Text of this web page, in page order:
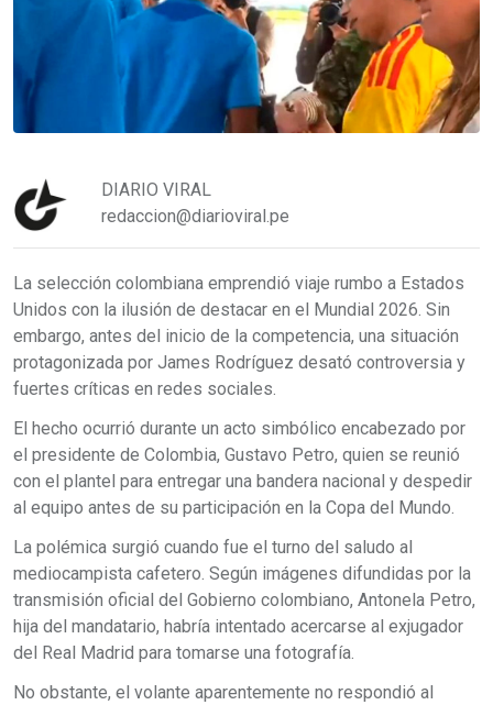
DIARIO VIRAL
redaccion@diarioviral.pe
La selección colombiana emprendió viaje rumbo a Estados
Unidos con la ilusión de destacar en el Mundial 2026. Sin
embargo, antes del inicio de la competencia, una situación
protagonizada por James Rodríguez desató controversia y
fuertes críticas en redes sociales.
El hecho ocurrió durante un acto simbólico encabezado por
el presidente de Colombia, Gustavo Petro, quien se reunió
con el plantel para entregar una bandera nacional y despedir
al equipo antes de su participación en la Copa del Mundo.
La polémica surgió cuando fue el turno del saludo al
mediocampista cafetero. Según imágenes difundidas por la
transmisión oficial del Gobierno colombiano, Antonela Petro,
hija del mandatario, habría intentado acercarse al exjugador
del Real Madrid para tomarse una fotografía.
No obstante, el volante aparentemente no respondió al